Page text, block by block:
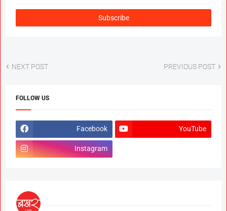
NEXT POST PREVIOUS POST
FOLLOW US
Facebook YouTube
Instagram